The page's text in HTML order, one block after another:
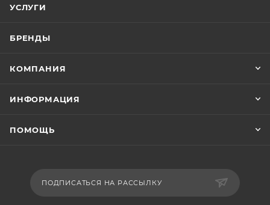
УСЛУГИ
БРЕНДЫ
КОМПАНИЯ
ИНФОРМАЦИЯ
ПОМОЩЬ
ПОДПИСАТЬСЯ НА РАССЫЛКУ